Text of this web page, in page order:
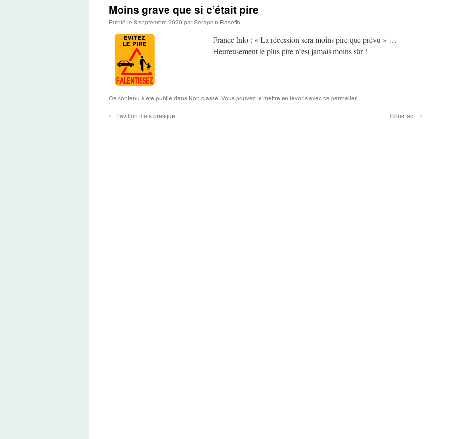
Moins grave que si c’était pire
Publié le 8 septembre 2020 parSéraphin Raséfin
France Info : « La récession sera moins pire que prévu » …
Heureusement le plus pire n’est jamais moins sûr !
Ce contenu a été publié dans Non classé. Vous pouvez le mettre en favoris avecce permalien.
← Pavillon mais presque Cons tact →